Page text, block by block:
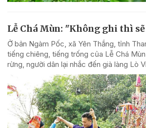
Lễ Chá Mùn: "Không ghi thì
Ở bản Ngàm Pốc, xã Yên Thắng, tỉnh
tiếng chiêng, tiếng trống của Lễ Chá
rừng, người dân lại nhắc đến già làng Lò